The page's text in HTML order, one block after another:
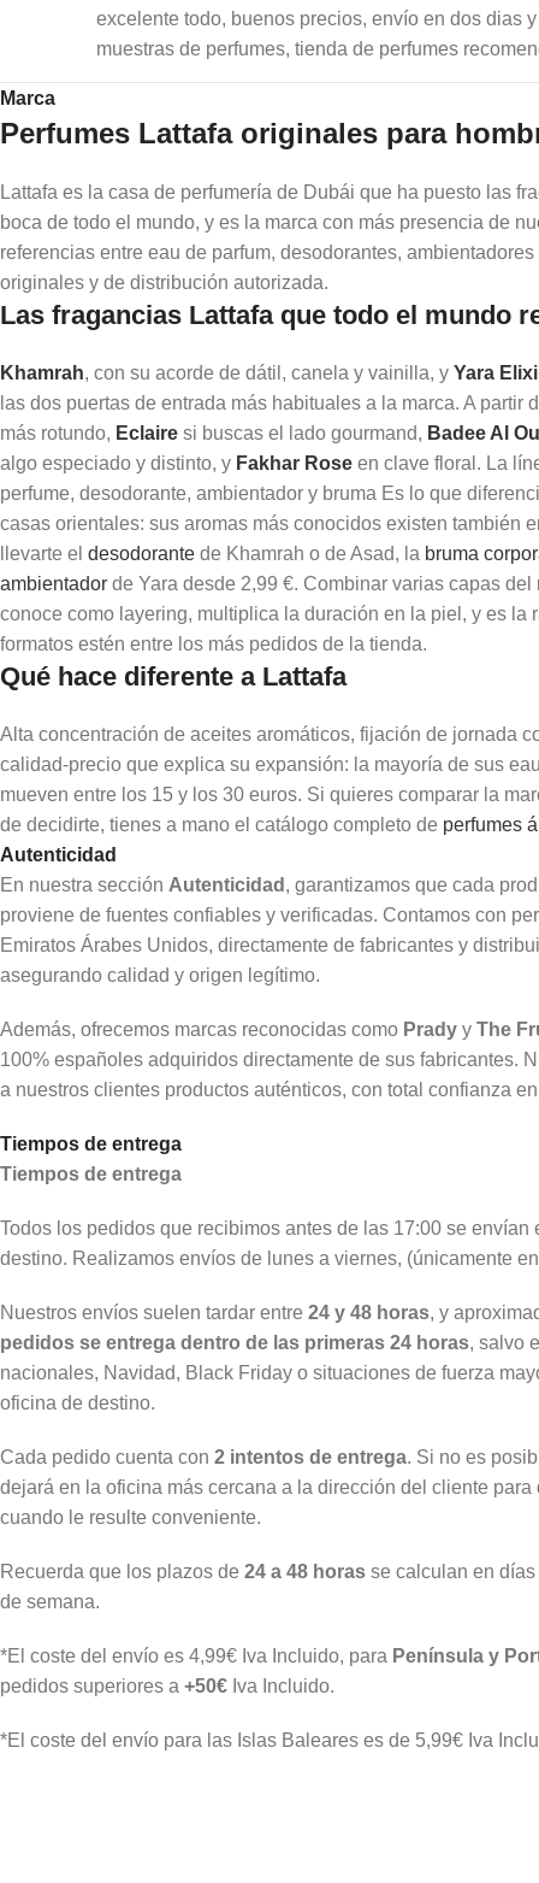
excelente todo, buenos precios, envío en dos dias
muestras de perfumes, tienda de perfumes
Marca
Perfumes Lattafa originales para
Lattafa es la casa de perfumería de Dubái que ha puesto las
boca de todo el mundo, y es la marca con más presencia de
referencias entre eau de parfum, desodorantes,
originales y de distribución autorizada.
Las fragancias Lattafa que todo el mundo
Khamrah, con su acorde de dátil, canela y vainilla, y Yara
las dos puertas de entrada más habituales a la marca. A partir
más rotundo, Eclaire si buscas el lado gourmand, Badee Al
algo especiado y distinto, y Fakhar Rose en clave floral. La
perfume, desodorante, ambientador y bruma Es lo que
casas orientales: sus aromas más conocidos existen también
llevarte el desodorante de Khamrah o de Asad, la bruma
ambientador de Yara desde 2,99 €. Combinar varias capas
conoce como layering, multiplica la duración en la piel, y es la
formatos estén entre los más pedidos de la tienda.
Qué hace diferente a Lattafa
Alta concentración de aceites aromáticos, fijación de jornada
calidad-precio que explica su expansión: la mayoría de sus
mueven entre los 15 y los 30 euros. Si quieres comparar la
de decidirte, tienes a mano el catálogo completo de perfumes
Autenticidad
En nuestra sección Autenticidad , garantizamos que cada
proviene de fuentes confiables y verificadas. Contamos con
Emiratos Árabes Unidos, directamente de fabricantes y
asegurando calidad y origen legítimo.
Además, ofrecemos marcas reconocidas como Prady y The
100% españoles adquiridos directamente de sus fabricantes.
a nuestros clientes productos auténticos, con total confianza
Tiempos de entrega
Tiempos de entrega
Todos los pedidos que recibimos antes de las 17:00 se envían
destino. Realizamos envíos de lunes a viernes, (únicamente
Nuestros envíos suelen tardar entre 24 y 48 horas, y
pedidos se entrega dentro de las primeras 24 horas, salvo
nacionales, Navidad, Black Friday o situaciones de fuerza
oficina de destino.
Cada pedido cuenta con 2 intentos de entrega. Si no es
dejará en la oficina más cercana a la dirección del cliente
cuando le resulte conveniente.
Recuerda que los plazos de 24 a 48 horas se calculan en
de semana.
*El coste del envío es 4,99€ Iva Incluido, para Península y
pedidos superiores a +50€ Iva Incluido.
*El coste del envío para las Islas Baleares es de 5,99€ Iva